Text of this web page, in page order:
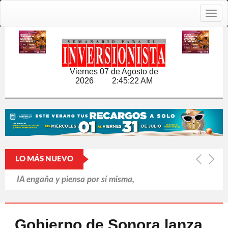
Viernes 07 de Agosto de
2026 2:45:23 AM
LO MÁS NUEVO
IA engaña y piensa por sí misma,
Putin refuerza la retaguardia ante la